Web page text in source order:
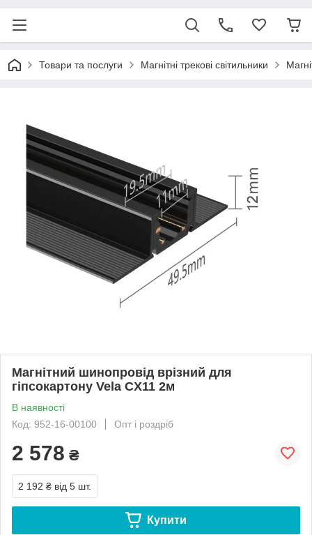
Товари та послуги Магнітні трекові світильники
Магнітний шинопровід врізний для
гіпсокартону Vela CX11 2м
В наявності
Код: 952-16-00100
Опт і роздріб
2 578 ₴
2 192 ₴ від 5 шт.
Купити